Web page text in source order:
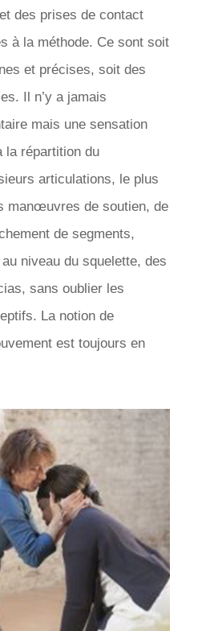
des prises de contact
à la méthode. Ce sont soit
et précises, soit des
Il n’y a jamais
mais une sensation
la répartition du
articulations, le plus
manœuvres de soutien, de
de segments,
niveau du squelette, des
sans oublier les
La notion de
est toujours en